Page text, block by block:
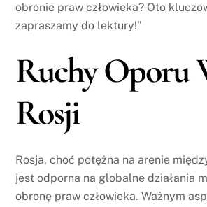
obronie praw człowieka? Oto
zapraszamy do lektury!”
Ruchy Oporu
Rosji
Rosja, choć potężna na arenie
jest odporna na globalne działania
obronę praw człowieka. Ważnym